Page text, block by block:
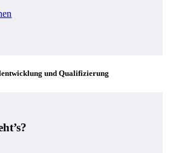
und Qualifizierung